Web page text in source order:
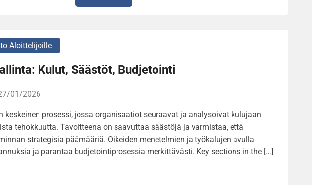
Aloittelijoille
Kulut, Säästöt, Budjetointi
01/2026
keskeinen prosessi, jossa organisaatiot seuraavat ja analysoivat kulujaan
tehokkuutta. Tavoitteena on saavuttaa säästöjä ja varmistaa, että
strategisia päämääriä. Oikeiden menetelmien ja työkalujen avulla
ja parantaa budjetointiprosessia merkittävästi. Key sections in the […]